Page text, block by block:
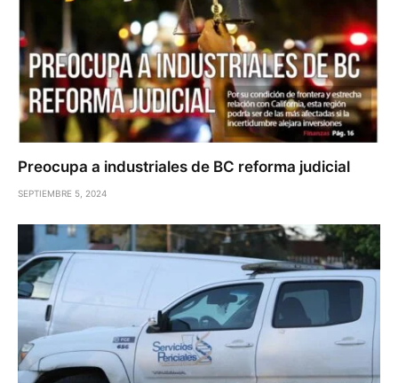
Preocupa a industriales de BC reforma judicial
SEPTIEMBRE 5, 2024